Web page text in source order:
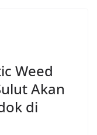
Weed
Akan
di